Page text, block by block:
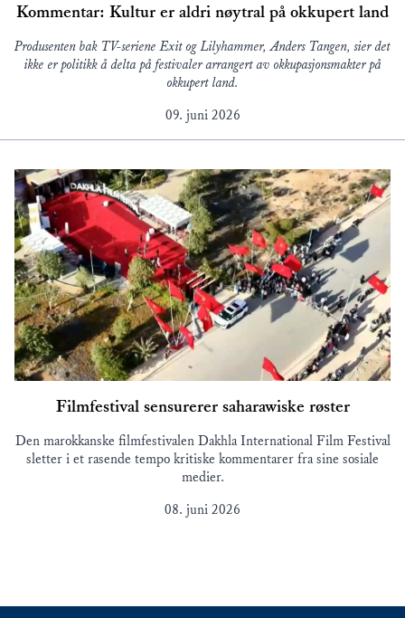
Kommentar: Kultur er aldri nøytral på okkupert land
Produsenten bak TV-seriene Exit og Lilyhammer, Anders Tangen, sier det
ikke er politikk å delta på festivaler arrangert av okkupasjonsmakter på
okkupert land.
09. juni 2026
Filmfestival sensurerer saharawiske røster
Den marokkanske filmfestivalen Dakhla International Film Festival
sletter i et rasende tempo kritiske kommentarer fra sine sosiale
medier.
08. juni 2026